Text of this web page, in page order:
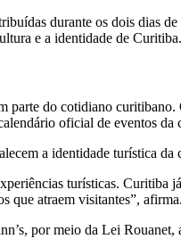
durante os dois dias
e a identidade de Curitiba.
do cotidiano
oficial de eventos da
a identidade turística da
turísticas. Curitiba
que atraem visitantes”, afirma.
por meio da Lei